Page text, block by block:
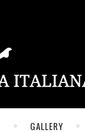
GALLERY